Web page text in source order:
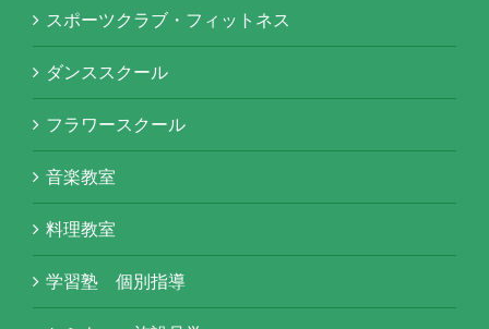
スポーツクラブ・フィットネス
ダンススクール
フラワースクール
音楽教室
料理教室
学習塾 個別指導